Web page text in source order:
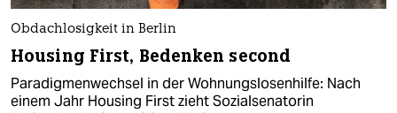
Obdachlosigkeit in Berlin
Housing First, Bedenken second
Paradigmenwechsel in der Wohnungslosenhilfe: Nach
einem Jahr Housing First zieht Sozialsenatorin